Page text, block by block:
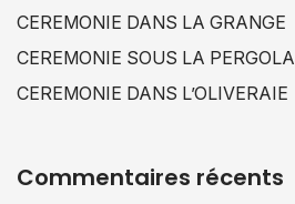
CEREMONIE DANS LA GRANGE
CEREMONIE SOUS LA PERGOLA
CEREMONIE DANS L’OLIVERAIE
Commentaires récents